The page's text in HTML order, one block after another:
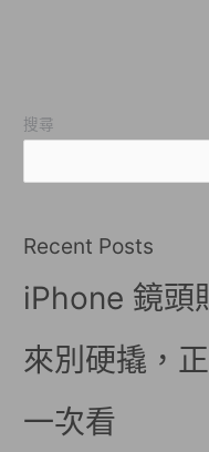
搜尋
Recent Posts
iPhone 鏡頭
來別硬撬，
一次看